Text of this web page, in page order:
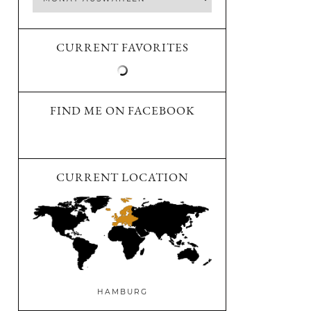
CURRENT FAVORITES
FIND ME ON FACEBOOK
CURRENT LOCATION
HAMBURG